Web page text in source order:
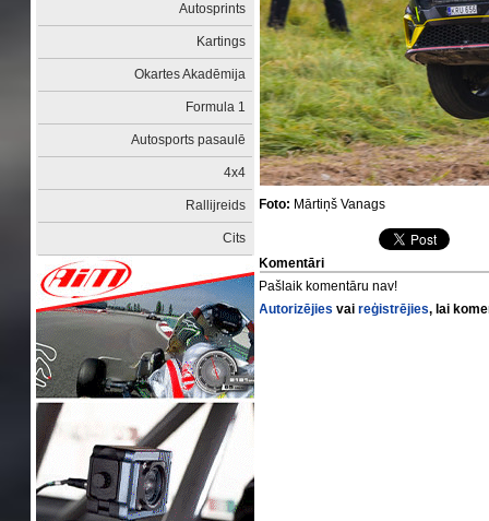
Autosprints
Kartings
Okartes Akadēmija
Formula 1
Autosports pasaulē
4x4
Rallijreids
Cits
Foto: Mārtiņš Vanags
Komentāri
Pašlaik komentāru nav!
Autorizējies vaireģistrējies, lai